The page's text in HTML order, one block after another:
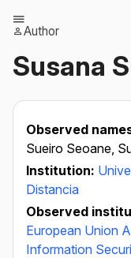
Author
Susana
Observed
Sueiro Seoane,
Institution:
Distancia
Observed
European Union
Information